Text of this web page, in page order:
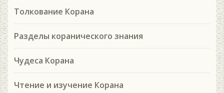
Толкование Корана
Разделы коранического знания
Чудеса Корана
Чтение и изучение Корана